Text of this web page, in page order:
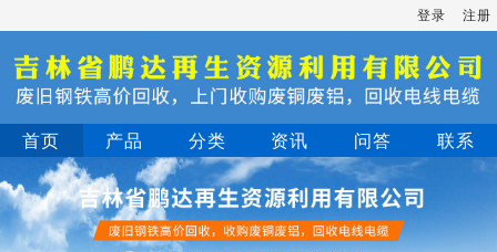
登录 注册
首页 产品 分类 资讯 问答 联系